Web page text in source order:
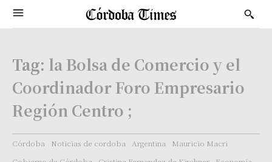
Tag: la Bolsa de Comercio y el
Coordinador Foro Empresario
Región Centro ;
Córdoba Noticias de cordoba Argentina
Mauricio Macri